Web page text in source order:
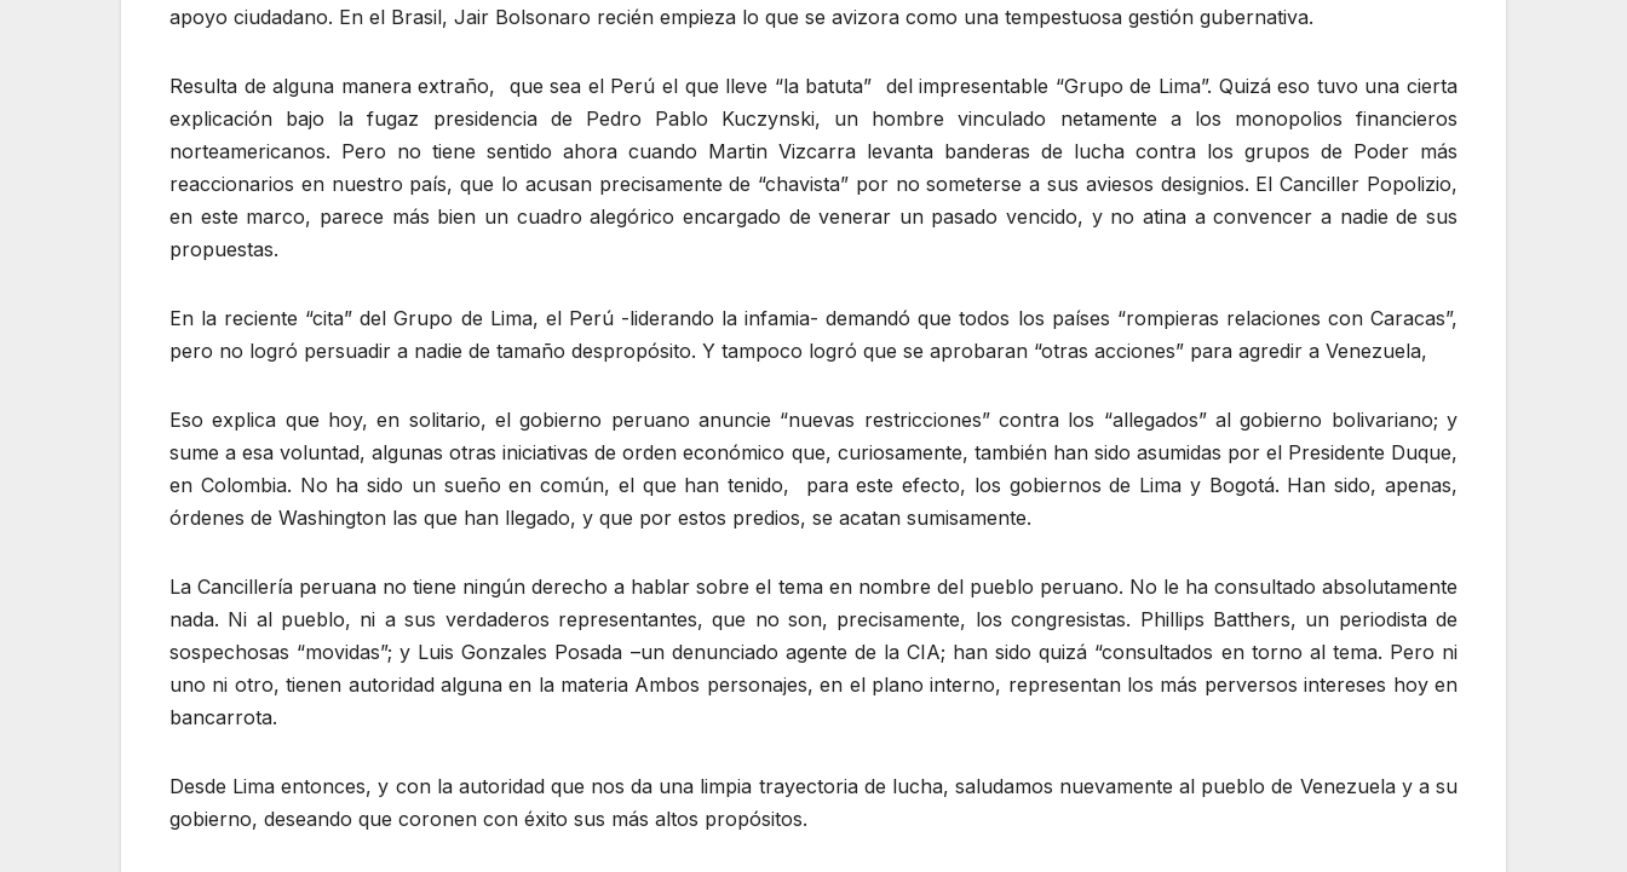
apoyo ciudadano. En el Brasil, Jair Bolsonaro recién empieza lo que se avizora como una tempestuosa gestión gubernativa.
Resulta de alguna manera extraño, que sea el Perú el que lleve “la batuta” del impresentable “Grupo de Lima”. Quizá eso tuvo una cierta
explicación bajo la fugaz presidencia de Pedro Pablo Kuczynski, un hombre vinculado netamente a los monopolios financieros
norteamericanos. Pero no tiene sentido ahora cuando Martin Vizcarra levanta banderas de lucha contra los grupos de Poder más
reaccionarios en nuestro país, que lo acusan precisamente de “chavista” por no someterse a sus aviesos designios. El Canciller Popolizio,
en este marco, parece más bien un cuadro alegórico encargado de venerar un pasado vencido, y no atina a convencer a nadie de sus
propuestas.
En la reciente “cita” del Grupo de Lima, el Perú -liderando la infamia- demandó que todos los países “rompieras relaciones con Caracas”,
pero no logró persuadir a nadie de tamaño despropósito. Y tampoco logró que se aprobaran “otras acciones” para agredir a Venezuela,
Eso explica que hoy, en solitario, el gobierno peruano anuncie “nuevas restricciones” contra los “allegados” al gobierno bolivariano; y
sume a esa voluntad, algunas otras iniciativas de orden económico que, curiosamente, también han sido asumidas por el Presidente Duque,
en Colombia. No ha sido un sueño en común, el que han tenido, para este efecto, los gobiernos de Lima y Bogotá. Han sido, apenas,
órdenes de Washington las que han llegado, y que por estos predios, se acatan sumisamente.
La Cancillería peruana no tiene ningún derecho a hablar sobre el tema en nombre del pueblo peruano. No le ha consultado absolutamente
nada. Ni al pueblo, ni a sus verdaderos representantes, que no son, precisamente, los congresistas. Phillips Batthers, un periodista de
sospechosas “movidas”; y Luis Gonzales Posada –un denunciado agente de la CIA; han sido quizá “consultados en torno al tema. Pero ni
uno ni otro, tienen autoridad alguna en la materia Ambos personajes, en el plano interno, representan los más perversos intereses hoy en
bancarrota.
Desde Lima entonces, y con la autoridad que nos da una limpia trayectoria de lucha, saludamos nuevamente al pueblo de Venezuela y a su
gobierno, deseando que coronen con éxito sus más altos propósitos.